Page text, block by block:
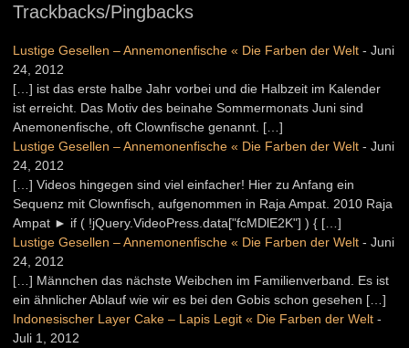
Trackbacks/Pingbacks
Lustige Gesellen – Annemonenfische « Die Farben der Welt - Juni
24, 2012
[…] ist das erste halbe Jahr vorbei und die Halbzeit im Kalender
ist erreicht. Das Motiv des beinahe Sommermonats Juni sind
Anemonenfische, oft Clownfische genannt. […]
Lustige Gesellen – Annemonenfische « Die Farben der Welt - Juni
24, 2012
[…] Videos hingegen sind viel einfacher! Hier zu Anfang ein
Sequenz mit Clownfisch, aufgenommen in Raja Ampat. 2010 Raja
Ampat ► if ( !jQuery.VideoPress.data["fcMDlE2K"] ) { […]
Lustige Gesellen – Annemonenfische « Die Farben der Welt - Juni
24, 2012
[…] Männchen das nächste Weibchen im Familienverband. Es ist
ein ähnlicher Ablauf wie wir es bei den Gobis schon gesehen […]
Indonesischer Layer Cake – Lapis Legit « Die Farben der Welt -
Juli 1, 2012